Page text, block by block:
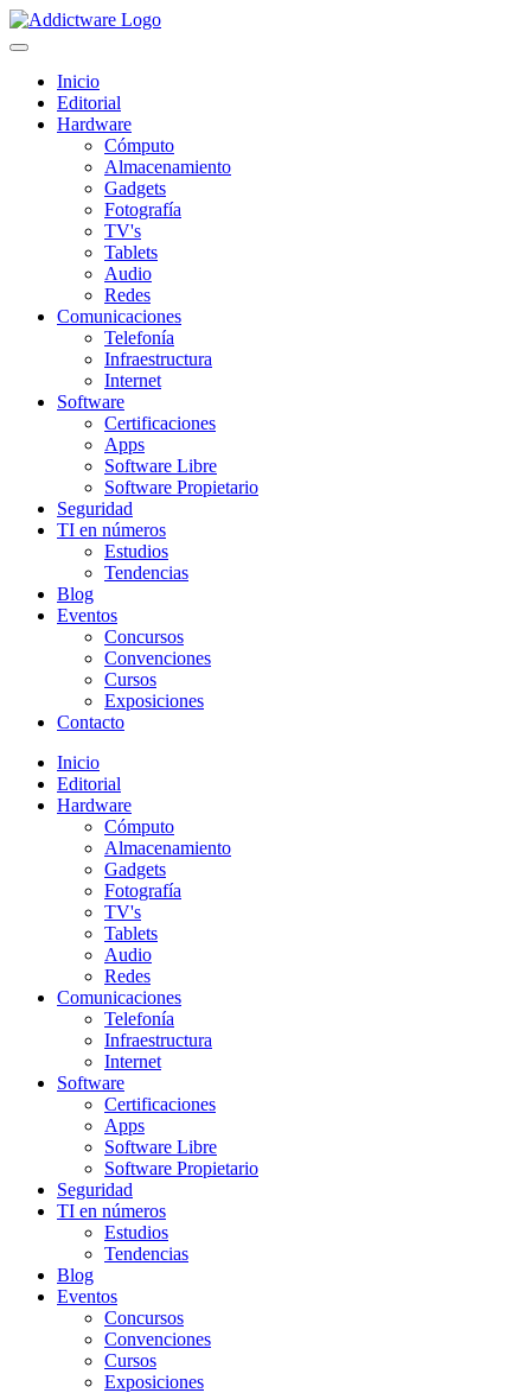
Inicio
Editorial
Hardware
Cómputo
Almacenamiento
Gadgets
Fotografía
TV's
Tablets
Audio
Redes
Comunicaciones
Telefonía
Infraestructura
Internet
Software
Certificaciones
Apps
Software Libre
Software Propietario
Seguridad
TI en números
Estudios
Tendencias
Blog
Eventos
Concursos
Convenciones
Cursos
Exposiciones
Contacto
Inicio
Editorial
Hardware
Cómputo
Almacenamiento
Gadgets
Fotografía
TV's
Tablets
Audio
Redes
Comunicaciones
Telefonía
Infraestructura
Internet
Software
Certificaciones
Apps
Software Libre
Software Propietario
Seguridad
TI en números
Estudios
Tendencias
Blog
Eventos
Concursos
Convenciones
Cursos
Exposiciones